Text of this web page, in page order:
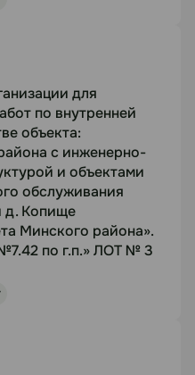
лоты
и объектами
д. Копище
Минского района».
по г.п.»
для
по внутренней
объекта
для
по внутренней
объекта:
с инженерно-
и объектами
обслуживания
д. Копище
Минского района».
по г.п.» ЛОТ № 3
и объектами